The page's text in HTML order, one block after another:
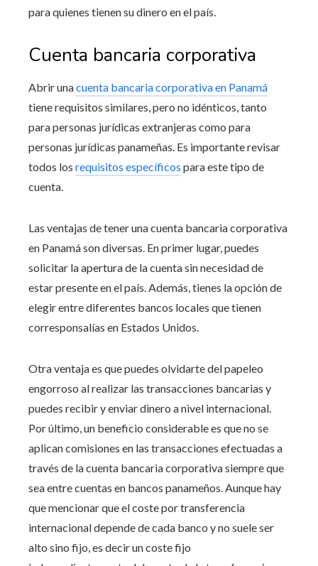
para quienes tienen su dinero en el país.
Cuenta bancaria corporativa
Abrir unacuenta bancaria corporativa en Panamá
tiene requisitos similares, pero no idénticos, tanto
para personas jurídicas extranjeras como para
personas jurídicas panameñas. Es importante revisar
todos los requisitos específicos para este tipo de
cuenta.
Las ventajas de tener una cuenta bancaria corporativa
en Panamá son diversas. En primer lugar, puedes
solicitar la apertura de la cuenta sin necesidad de
estar presente en el país. Además, tienes la opción de
elegir entre diferentes bancos locales que tienen
corresponsalías en Estados Unidos.
Otra ventaja es que puedes olvidarte del papeleo
engorroso al realizar las transacciones bancarias y
puedes recibir y enviar dinero a nivel internacional.
Por último, un beneficio considerable es que no se
aplican comisiones en las transacciones efectuadas a
través de la cuenta bancaria corporativa siempre que
sea entre cuentas en bancos panameños. Aunque hay
que mencionar que el coste por transferencia
internacional depende de cada banco y no suele ser
alto sino fijo, es decir un coste fijo